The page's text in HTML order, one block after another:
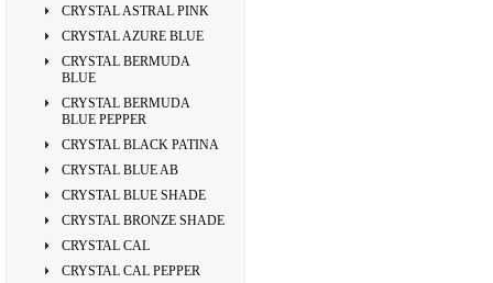
CRYSTAL ASTRAL PINK
CRYSTAL AZURE BLUE
CRYSTAL BERMUDA
BLUE
CRYSTAL BERMUDA
BLUE PEPPER
CRYSTAL BLACK PATINA
CRYSTAL BLUE AB
CRYSTAL BLUE SHADE
CRYSTAL BRONZE SHADE
CRYSTAL CAL
CRYSTAL CAL PEPPER